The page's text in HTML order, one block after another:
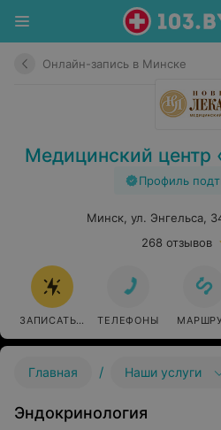
Онлайн-запись в Минске
Медицинский центр
Профиль
Минск, ул. Энгельса,
268 отзывов
ЗАПИСАТЬСЯ ОНЛАЙН
ТЕЛЕФОНЫ
Главная / Наши услуги
Эндокринология